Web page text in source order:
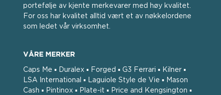
portefølje av kjente merkevarer med høy kvalitet.
For oss har kvalitet alltid vært et av nøkkelordene
som ledet vår virksomhet.
VÅRE MERKER
Caps Me ▪ Duralex ▪ Forged ▪ G3 Ferrari ▪ Kilner ▪
LSA International ▪ Laguiole Style de Vie ▪ Mason
Cash ▪ Pintinox ▪ Plate-it ▪ Price and Kengsington ▪